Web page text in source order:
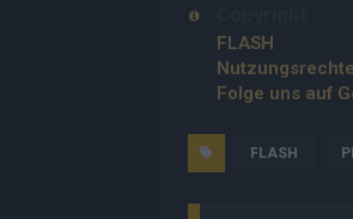
FLASH
Folge uns auf
FLASH